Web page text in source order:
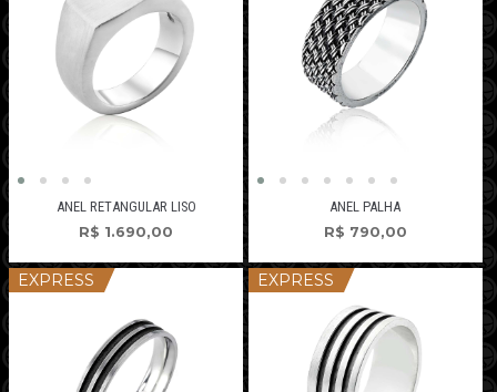
ANEL RETANGULAR LISO
R$ 1.690,00
ANEL PALHA
R$ 790,00
EXPRESS EXPRESS